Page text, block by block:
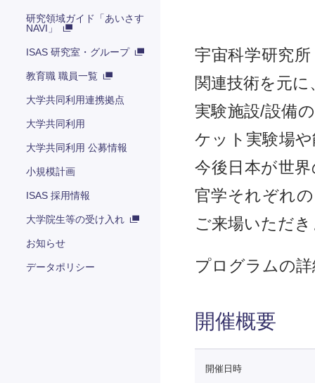
宇宙科学研究
関連技術を元
実験施設/設備
ケット実験場
今後日本が世
官学それぞれ
ご来場いただ
プログラムの
開催概要
開催日時
研究領域ガイド「あいさす
NAVI」
ISAS 研究室・グループ
教育職 職員一覧
大学共同利用連携拠点
大学共同利用
大学共同利用 公募情報
小規模計画
ISAS 採用情報
大学院生等の受け入れ
お知らせ
データポリシー